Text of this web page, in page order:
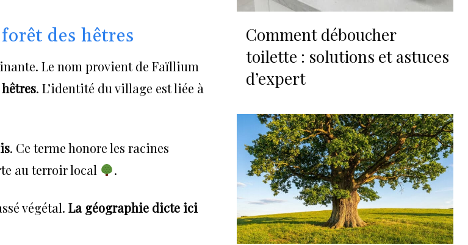
des hêtres
Le nom provient de Faïllium
. L’identité du village est liée à
. Ce terme honore les racines
au terroir local
.
végétal. La géographie dicte ici
Comment déboucher
toilette : solutions et astuces
d’expert